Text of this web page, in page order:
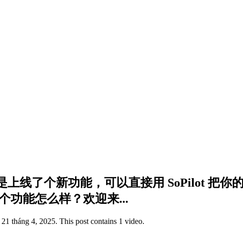
上线了个新功能，可以直接用 SoPilot 把你
功能怎么样？欢迎来...
tháng 4, 2025. This post contains 1 video.